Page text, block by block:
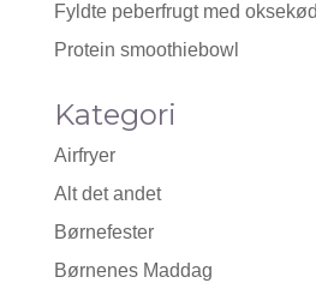
Fyldte peberfrugt med oksekød
Protein smoothiebowl
Kategori
Airfryer
Alt det andet
Børnefester
Børnenes Maddag